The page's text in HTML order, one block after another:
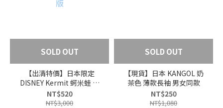
SOLD OUT
【出清特價】日本限定
DISNEY Kermit 蚵米蛙 黑
色連帽上衣 男女款 L 亞洲
男版
NT$520
NT$3,000
SOLD OUT
【現貨】日本 KANGOL 奶
茶色 薄款長袖 男女同款
NT$250
NT$1,080